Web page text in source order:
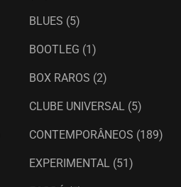
BLUES (5)
BOOTLEG (1)
BOX RAROS (2)
CLUBE UNIVERSAL (5)
CONTEMPORÂNEOS (189)
EXPERIMENTAL (51)